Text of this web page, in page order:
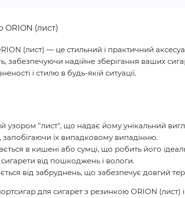
ORION (лист)
(лист) — це стильний і практичний
забезпечуючи надійне зберігання ваших
і стилю в будь-якій ситуації.
узором "лист", що надає йому унікальний
запобігаючи їх випадковому випадінню.
в кишені або сумці, що робить його
сигарети від пошкоджень і вологи.
від забруднень, що забезпечує довгий
для сигарет з резинкою ORION (лист)